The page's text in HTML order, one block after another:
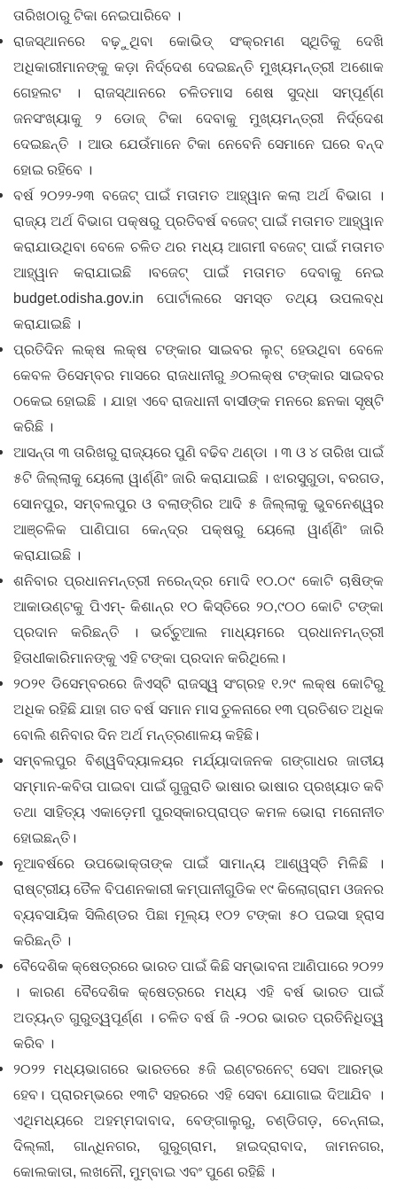
ତାରିଖଠାରୁ ଟିକା ନେଇପାରିବେ ।
ରାଜସ୍ଥାନରେ ବଢ଼ୁଥିବା କୋଭିଡ୍ ସଂକ୍ରମଣ ସ୍ଥିତିକୁ ଦେଖି
ଅଧିକାରୀମାନଙ୍କୁ କଡ଼ା ନିର୍ଦ୍ଦେଶ ଦେଇଛନ୍ତି ମୁଖ୍ୟମନ୍ତ୍ରୀ ଅଶୋକ
ଗେହଲଟ । ରାଜସ୍ଥାନରେ ଚଳିତମାସ ଶେଷ ସୁଦ୍ଧା ସମ୍ପୂର୍ଣ୍ଣ
ଜନସଂଖ୍ୟାକୁ ୨ ଡୋଜ୍ ଟିକା ଦେବାକୁ ମୁଖ୍ୟମନ୍ତ୍ରୀ ନିର୍ଦ୍ଦେଶ
ଦେଇଛନ୍ତି । ଆଉ ଯେଉଁମାନେ ଟିକା ନେବେନି ସେମାନେ ଘରେ ବନ୍ଦ
ହୋଇ ରହିବେ ।
ବର୍ଷ ୨୦୨୨-୨୩ ବଜେଟ୍ ପାଇଁ ମତାମତ ଆହ୍ୱାନ କଲା ଅର୍ଥ ବିଭାଗ ।
ରାଜ୍ୟ ଅର୍ଥ ବିଭାଗ ପକ୍ଷରୁ ପ୍ରତିବର୍ଷ ବଜେଟ୍ ପାଇଁ ମତାମତ ଆହ୍ୱାନ
କରାଯାଉଥିବା ବେଳେ ଚଳିତ ଥର ମଧ୍ୟ ଆଗମୀ ବଜେଟ୍ ପାଇଁ ମତାମତ
ଆହ୍ୱାନ କରାଯାଇଛି ।ବଜେଟ୍ ପାଇଁ ମତାମତ ଦେବାକୁ ନେଇ
budget.odisha.gov.in ପୋର୍ଟାଲରେ ସମସ୍ତ ତଥ୍ୟ ଉପଲବ୍ଧ
କରାଯାଇଛି ।
ପ୍ରତିଦିନ ଲକ୍ଷ ଲକ୍ଷ ଟଙ୍କାର ସାଇବର ଲୁଟ୍ ହେଉଥିବା ବେଳେ
କେବଳ ଡିସେମ୍ବର ମାସରେ ରାଜଧାନୀରୁ ୬୦ଲକ୍ଷ ଟଙ୍କାର ସାଇବର
ଠକେଇ ହୋଇଛି । ଯାହା ଏବେ ରାଜଧାନୀ ବାସୀଙ୍କ ମନରେ ଛନକା ସୃଷ୍ଟି
କରିଛି ।
ଆସନ୍ତା ୩ ତାରିଖରୁ ରାଜ୍ୟରେ ପୁଣି ବଢିବ ଥଣ୍ଡା । ୩ ଓ ୪ ତାରିଖ ପାଇଁ
୫ଟି ଜିଲ୍ଲାକୁ ୟେଲୋ ୱାର୍ଣ୍ଣିଂ ଜାରି କରାଯାଇଛି । ଝାରସୁଗୁଡା, ବରଗଡ,
ସୋନପୁର, ସମ୍ବଲପୁର ଓ ବଲାଙ୍ଗିର ଆଦି ୫ ଜିଲ୍ଲାକୁ ଭୁବନେଶ୍ୱର
ଆଞ୍ଚଳିକ ପାଣିପାଗ କେନ୍ଦ୍ର ପକ୍ଷରୁ ୟେଲୋ ୱାର୍ଣ୍ଣିଂ ଜାରି
କରାଯାଇଛି ।
ଶନିବାର ପ୍ରଧାନମନ୍ତ୍ରୀ ନରେନ୍ଦ୍ର ମୋଦି ୧୦.୦୯ କୋଟି ଚାଷିଙ୍କ
ଆକାଉଣ୍ଟକୁ ପିଏମ୍‌- କିଶାନ୍‌ର ୧୦ କିସ୍ତିରେ ୨୦,୯୦୦ କୋଟି ଟଙ୍କା
ପ୍ରଦାନ କରିଛନ୍ତି । ଭର୍ଚ୍ଚୁଆଲ ମାଧ୍ୟମରେ ପ୍ରଧାନମନ୍ତ୍ରୀ
ହିତାଧୀକାରିମାନଙ୍କୁ ଏହି ଟଙ୍କା ପ୍ରଦାନ କରିଥିଲେ।
୨୦୨୧ ଡିସେମ୍ବରରେ ଜିଏସ୍‌ଟି ରାଜସ୍ୱ ସଂଗ୍ରହ ୧.୨୯ ଲକ୍ଷ କୋଟିରୁ
ଅଧିକ ରହିଛି ଯାହା ଗତ ବର୍ଷ ସମାନ ମାସ ତୁଳନାରେ ୧୩ ପ୍ରତିଶତ ଅଧିକ
ବୋଲି ଶନିବାର ଦିନ ଅର୍ଥ ମନ୍ତ୍ରଣାଳୟ କହିଛି।
ସମ୍ବଲପୁର ବିଶ୍ୱବିଦ୍ୟାଳୟର ମର୍ଯ୍ୟାଦାଜନକ ଗଙ୍ଗାଧର ଜାତୀୟ
ସମ୍ମାନ-କବିତା ପାଇବା ପାଇଁ ଗୁଜୁରାତି ଭାଷାର ଭାଷାର ପ୍ରଖ୍ୟାତ କବି
ତଥା ସାହିତ୍ୟ ଏକାଡ଼େମୀ ପୁରସ୍କାରପ୍ରାପ୍ତ କମଳ ଭୋରା ମନୋନୀତ
ହୋଇଛନ୍ତି।
ନୂଆବର୍ଷରେ ଉପଭୋକ୍ତାଙ୍କ ପାଇଁ ସାମାନ୍ୟ ଆଶ୍ୱସ୍ତି ମିଳିଛି ।
ରାଷ୍ଟ୍ରୀୟ ତୈଳ ବିପଣନକାରୀ କମ୍ପାନୀଗୁଡିକ ୧୯ କିଲୋଗ୍ରାମ ଓଜନର
ବ୍ୟବସାୟିକ ସିଲିଣ୍ଡର ପିଛା ମୂଲ୍ୟ ୧୦୨ ଟଙ୍କା ୫୦ ପଇସା ହ୍ରାସ
କରିଛନ୍ତି ।
ବୈଦେଶିକ କ୍ଷେତ୍ରରେ ଭାରତ ପାଇଁ କିଛି ସମ୍ଭାବନା ଆଣିପାରେ ୨୦୨୨
। କାରଣ ବୈଦେଶିକ କ୍ଷେତ୍ରରେ ମଧ୍ୟ ଏହି ବର୍ଷ ଭାରତ ପାଇଁ
ଅତ୍ୟନ୍ତ ଗୁରୁତ୍ୱପୂର୍ଣ୍ଣ । ଚଳିତ ବର୍ଷ ଜି -୨୦ର ଭାରତ ପ୍ରତିନିଧିତ୍ୱ
କରିବ ।
୨୦୨୨ ମଧ୍ୟଭାଗରେ ଭାରତରେ ୫ଜି ଇଣ୍ଟରନେଟ୍ ସେବା ଆରମ୍ଭ
ହେବ। ପ୍ରାରମ୍ଭରେ ୧୩ଟି ସହରରେ ଏହି ସେବା ଯୋଗାଇ ଦିଆଯିବ ।
ଏଥିମଧ୍ୟରେ ଅହମ୍ମଦାବାଦ, ବେଙ୍ଗାଲୁରୁ, ଚଣ୍ଡିଗଡ଼, ଚେନ୍ନାଇ,
ଦିଲ୍ଲୀ, ଗାନ୍ଧିନଗର, ଗୁରୁଗ୍ରାମ, ହାଇଦ୍ରାବାଦ, ଜାମନଗର,
କୋଲକାତା, ଲଖନୌ, ମୁମ୍ବାଇ ଏବଂ ପୁଣେ ରହିଛି ।